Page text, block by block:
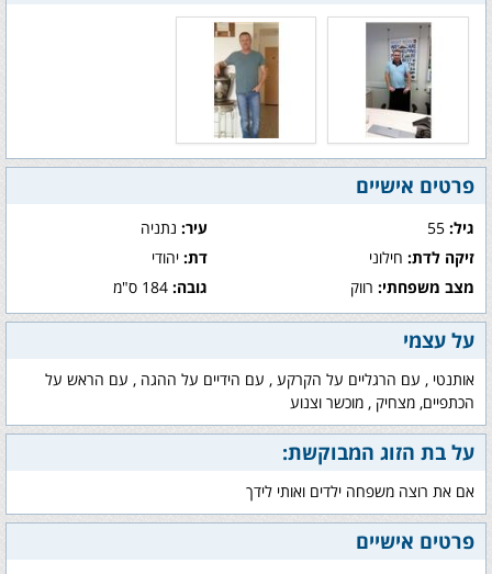
פרטים אישיים
גיל: עיר:נתניה
זיקה לדת: חילוני דת:יהודי
מצב משפחתי: רווק גובה:184 ס"מ
על עצמי
אותנטי , עם הרגליים על הקרקע , עם הידיים על ההגה , עם הראש על
הכתפיים, מצחיק , מוכשר וצנוע
על בת הזוג המבוקשת:
אם את רוצה משפחה ילדים ואותי לידך
פרטים אישיים